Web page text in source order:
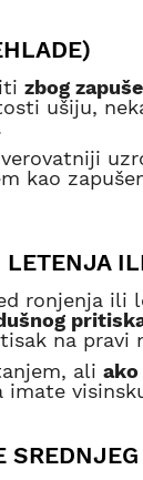
zbog
ušiju,
kao
LETENJA
ronjenja ili
na pravi
ali ako
imate